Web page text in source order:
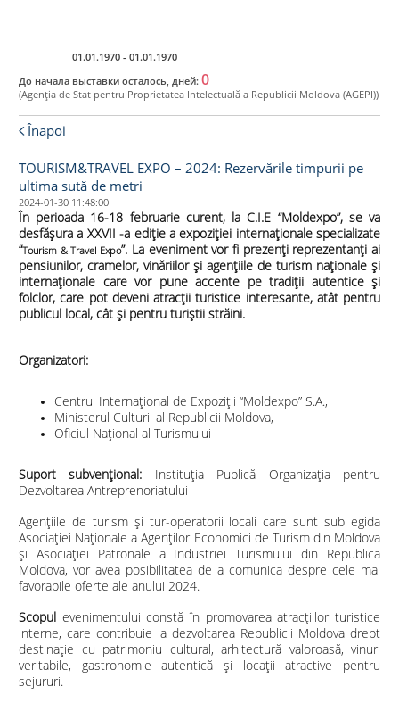
01.01.1970 - 01.01.1970
До начала выставки осталось, дней: 0
(Agenţia de Stat pentru Proprietatea Intelectuală a Republicii Moldova (AGEPI))
Înapoi
TOURISM&TRAVEL EXPO – 2024: Rezervările timpurii pe
ultima sută de metri
2024-01-30 11:48:00
În perioada 16-18 februarie curent, la C.I.E “Moldexpo”, se va
desfășura a XXVII -a ediție a expoziției internaționale specializate
“Tourism & Travel Expo”. La eveniment vor fi prezenți reprezentanți ai
pensiunilor, cramelor, vinăriilor și agențiile de turism naționale și
internaționale care vor pune accente pe tradiții autentice și
folclor, care pot deveni atracții turistice interesante, atât pentru
publicul local, cât și pentru turiștii străini.
Organizatori:
Centrul Internațional de Expoziții “Moldexpo” S.A.,
Ministerul Culturii al Republicii Moldova,
Oficiul Național al Turismului
Suport subvențional: Instituția Publică Organizaţia pentru
Dezvoltarea Antreprenoriatului
Agențiile de turism și tur-operatorii locali care sunt sub egida
Asociației Naționale a Agenților Economici de Turism din Moldova
și Asociației Patronale a Industriei Turismului din Republica
Moldova, vor avea posibilitatea de a comunica despre cele mai
favorabile oferte ale anului 2024.
Scopul evenimentului constă în promovarea atracțiilor turistice
interne, care contribuie la dezvoltarea Republicii Moldova drept
destinație cu patrimoniu cultural, arhitectură valoroasă, vinuri
veritabile, gastronomie autentică și locații atractive pentru
sejururi.